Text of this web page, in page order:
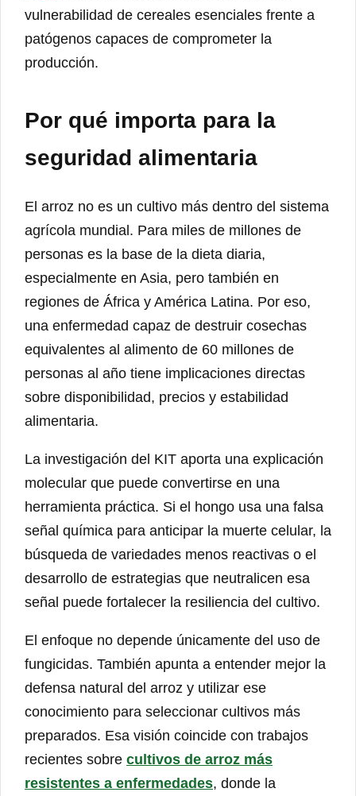
vulnerabilidad de cereales esenciales frente a
patógenos capaces de comprometer la
producción.
Por qué importa para la
seguridad alimentaria
El arroz no es un cultivo más dentro del sistema
agrícola mundial. Para miles de millones de
personas es la base de la dieta diaria,
especialmente en Asia, pero también en
regiones de África y América Latina. Por eso,
una enfermedad capaz de destruir cosechas
equivalentes al alimento de 60 millones de
personas al año tiene implicaciones directas
sobre disponibilidad, precios y estabilidad
alimentaria.
La investigación del KIT aporta una explicación
molecular que puede convertirse en una
herramienta práctica. Si el hongo usa una falsa
señal química para anticipar la muerte celular, la
búsqueda de variedades menos reactivas o el
desarrollo de estrategias que neutralicen esa
señal puede fortalecer la resiliencia del cultivo.
El enfoque no depende únicamente del uso de
fungicidas. También apunta a entender mejor la
defensa natural del arroz y utilizar ese
conocimiento para seleccionar cultivos más
preparados. Esa visión coincide con trabajos
recientes sobre cultivos de arroz más
resistentes a enfermedades, donde la